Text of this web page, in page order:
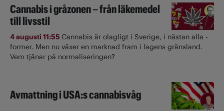
Cannabis i gråzonen – från läkemedel
till livsstil
4 augusti 11:55 Cannabis är olagligt i ­Sverige, i nästan alla ­
former. Men nu växer en marknad fram i lagens gränsland.
Vem tjänar på normaliseringen?
Avmattning i USA:s cannabisvåg